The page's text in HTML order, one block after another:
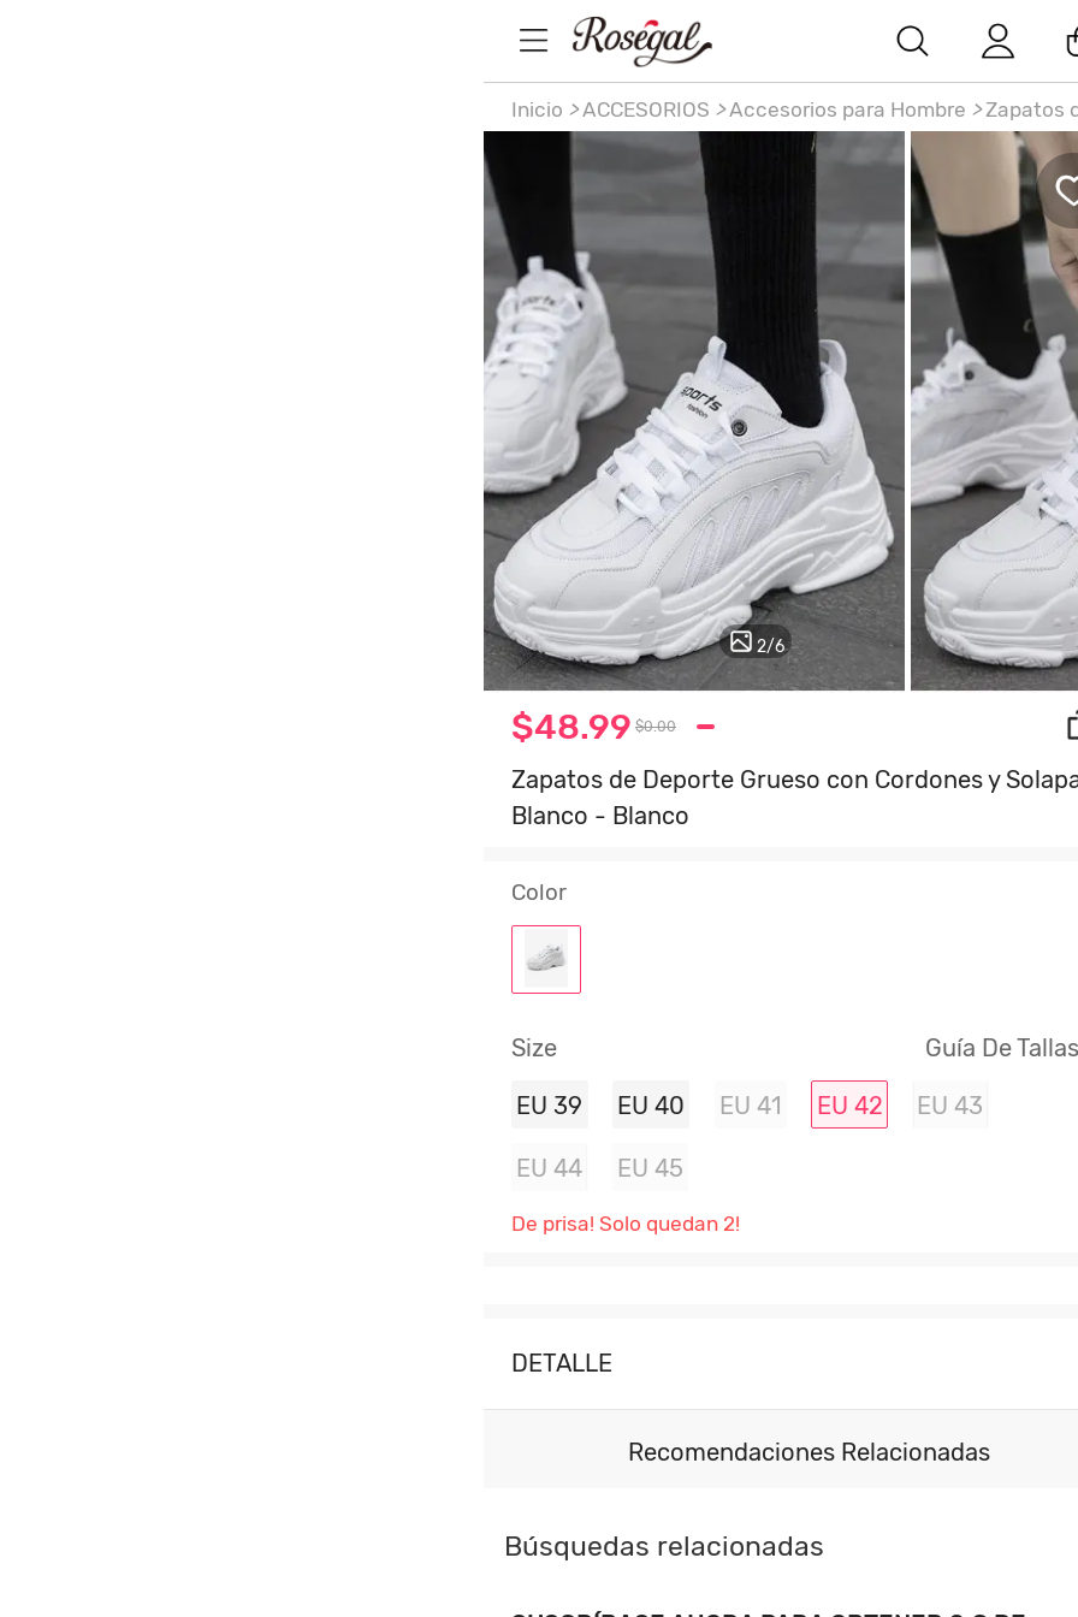
Inicio > ACCESORIOS > Accesorios para Hombre >Zapatos
Deporte Grueso con Cordones y Solapa
2/6
$48.99 $0.00
Zapatos de Deporte Grueso con Cordones y
Blanco - Blanco
Color
Size Guía De
EU 39 EU 40 EU 41 EU 42 EU 43
EU 44 EU 45
De prisa! Solo quedan 2!
DETALLE
Recomendaciones Relacionadas
Búsquedas relacionadas